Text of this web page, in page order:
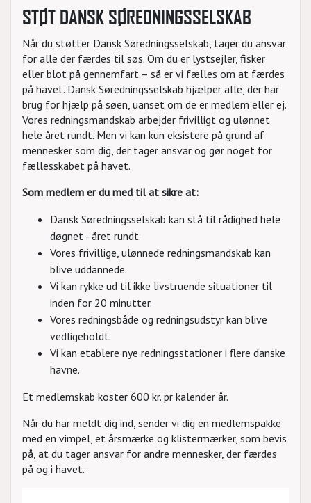
STØT DANSK SØREDNINGSSELSKAB
Når du støtter Dansk Søredningsselskab, tager du ansvar
for alle der færdes til søs. Om du er lystsejler, fisker
eller blot på gennemfart – så er vi fælles om at færdes
på havet. Dansk Søredningsselskab hjælper alle, der har
brug for hjælp på søen, uanset om de er medlem eller ej.
Vores redningsmandskab arbejder frivilligt og ulønnet
hele året rundt. Men vi kan kun eksistere på grund af
mennesker som dig, der tager ansvar og gør noget for
fællesskabet på havet.
Som medlem er du med til at sikre at:
Dansk Søredningsselskab kan stå til rådighed hele
døgnet - året rundt.
Vores frivillige, ulønnede redningsmandskab kan
blive uddannede.
Vi kan rykke ud til ikke livstruende situationer til
inden for 20 minutter.
Vores redningsbåde og redningsudstyr kan blive
vedligeholdt.
Vi kan etablere nye redningsstationer i flere danske
havne.
Et medlemskab koster 600 kr. pr kalender år.
Når du har meldt dig ind, sender vi dig en medlemspakke
med en vimpel, et årsmærke og klistermærker, som bevis
på, at du tager ansvar for andre mennesker, der færdes
på og i havet.